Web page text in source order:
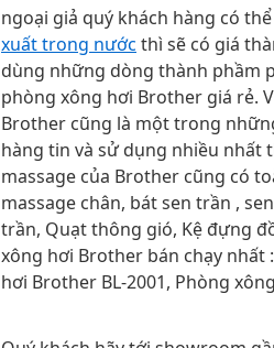
ngoại giả quý khách hàng có
xuất trong nước thì sẽ có giá
dùng những dòng thành phầm
phòng xông hơi Brother giá rẻ.
Brother cũng là một trong
hàng tin và sử dụng nhiều nhất
massage của Brother cũng có
massage chân, bát sen trần ,
trần, Quạt thông gió, Kệ đựng
xông hơi Brother bán chạy nhất
hơi Brother BL-2001, Phòng